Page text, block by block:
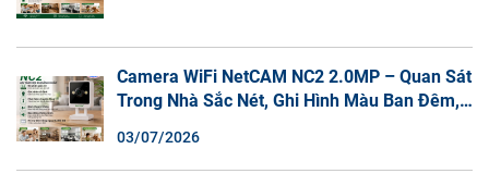
Camera WiFi NetCAM NC2 2.0MP – Quan Sát
Trong Nhà Sắc Nét, Ghi Hình Màu Ban Đêm,
03/07/2026